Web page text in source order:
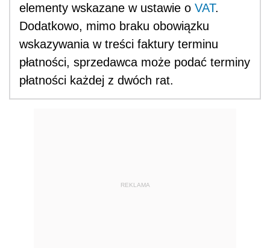
elementy wskazane w ustawie o VAT.
Dodatkowo, mimo braku obowiązku
wskazywania w treści faktury terminu
płatności, sprzedawca może podać terminy
płatności każdej z dwóch rat.
REKLAMA